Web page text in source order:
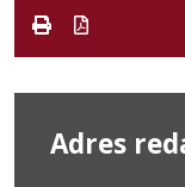
Adres